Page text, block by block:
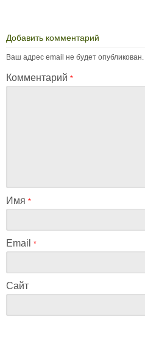
Добавить комментарий
Ваш адрес email не будет опубликован.
Комментарий *
Имя *
Email *
Сайт